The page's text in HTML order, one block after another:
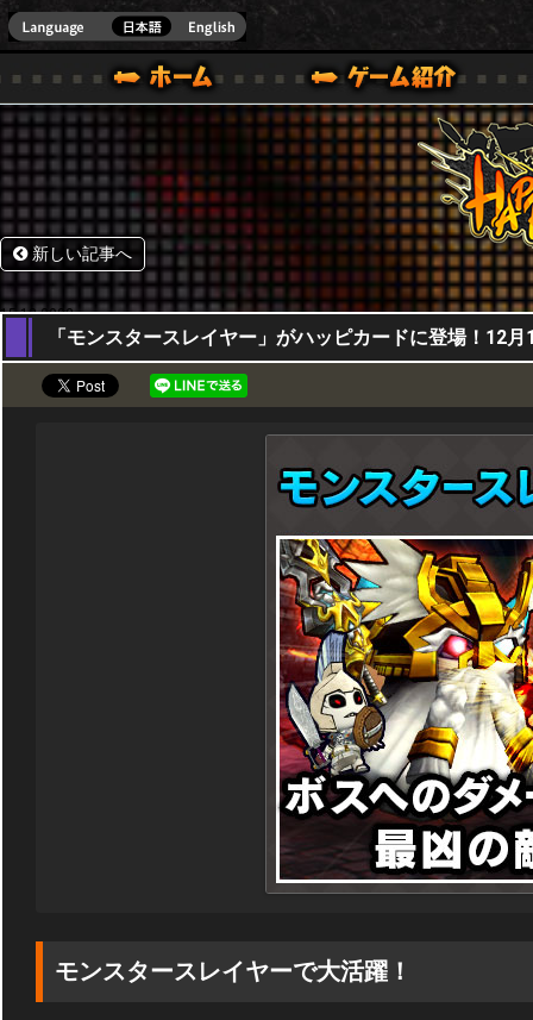
ONE VER.]
ガイド
ル｜HAPPY WARS(ハッピーウォーズ)公式サイト [ XBOX 360,XBOX ONE VER.]
サポート | HAPPY WARS(ハッピーウォーズ)公式サイ
新しい記事へ
15,12,2022
「モンスタースレイヤー」がハッピカードに登場！12
モンスタースレイヤーで大活躍！